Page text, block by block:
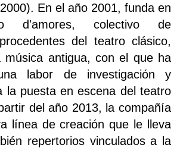
En el año 2001, funda en
d'amores, colectivo de
del teatro clásico,
música antigua, con el que ha
labor de investigación y
la puesta en escena del teatro
del año 2013, la compañía
línea de creación que le lleva
repertorios vinculados a la